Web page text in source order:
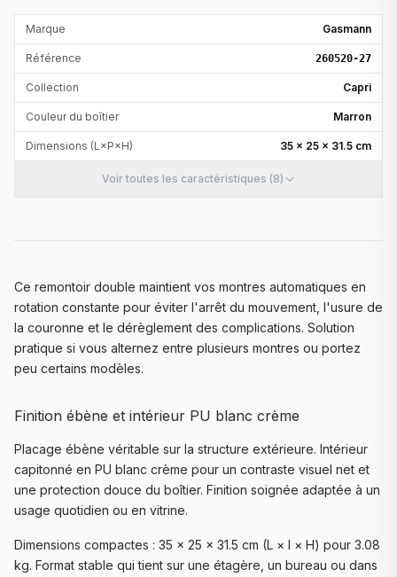
Marque Gasmann
Référence 260520-27
Collection Capri
Couleur du boîtier Marron
Dimensions (L×P×H) 35 × 25 × 31.5 cm
Voir toutes les caractéristiques (8)
Ce remontoir double maintient vos montres automatiques en
rotation constante pour éviter l'arrêt du mouvement, l'usure de
la couronne et le dérèglement des complications. Solution
pratique si vous alternez entre plusieurs montres ou portez
peu certains modèles.
Finition ébène et intérieur PU blanc crème
Placage ébène véritable sur la structure extérieure. Intérieur
capitonné en PU blanc crème pour un contraste visuel net et
une protection douce du boîtier. Finition soignée adaptée à un
usage quotidien ou en vitrine.
Dimensions compactes : 35 × 25 × 31.5 cm (L × l × H) pour 3.08
kg. Format stable qui tient sur une étagère, un bureau ou dans